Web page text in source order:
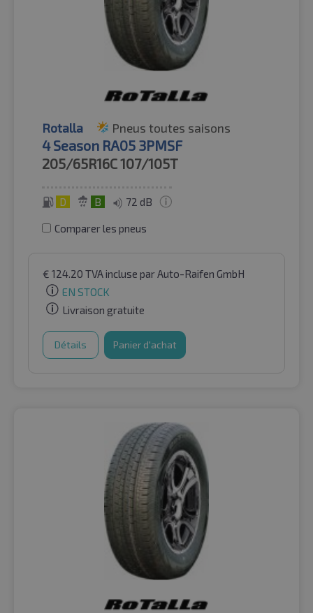
Rotalla Pneus toutes saisons
4 Season RA05 3PMSF
205/65R16C107/105T
D B 72 dB
Comparer les pneus
€ 124.20 TVA incluse par Auto-Raifen GmbH
EN STOCK
Livraison gratuite
Détails Panier d'achat